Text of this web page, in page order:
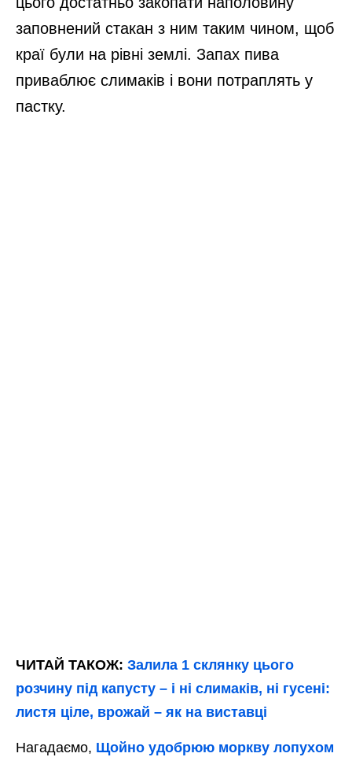
заповнений стакан з ним таким чином, щоб
краї були на рівні землі. Запах пива
приваблює слимаків і вони потраплять у
пастку.
ЧИТАЙ ТАКОЖ: Залила 1 склянку цього
розчину під капусту – і ні слимаків, ні гусені:
листя ціле, врожай – як на виставці
Нагадаємо, Щойно удобрюю моркву лопухом